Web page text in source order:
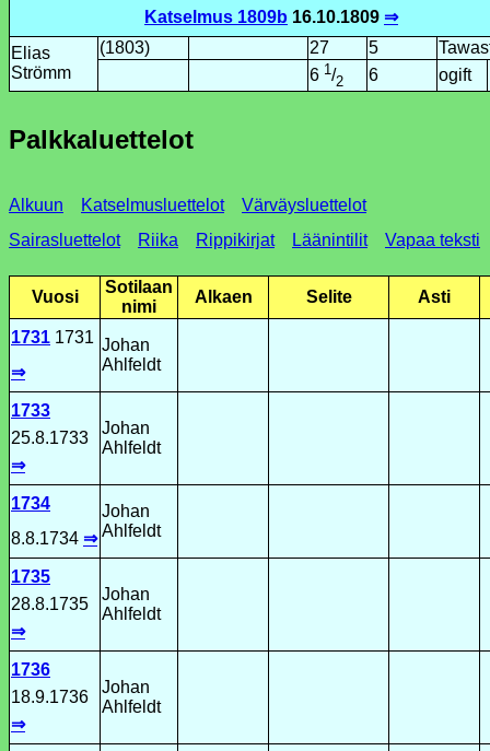
Katselmus 1809b 16.10.1809 ⇒
Elias
Strömm
(1803) 27 5
6 1 /2 6 ogift
Palkkaluettelot
Alkuun Katselmusluettelot
Värväysluettelot
Sairasluettelot
Riika Rippikirjat Läänintilit Vapaa teksti
Vuosi
Sotilaan
nimi
Alkaen Selite Asti
1731 1731
⇒
Johan
Ahlfeldt
1733
25.8.1733
⇒
Johan
Ahlfeldt
1734
8.8.1734 ⇒
Johan
Ahlfeldt
1735
28.8.1735
⇒
Johan
Ahlfeldt
1736
18.9.1736
⇒
Johan
Ahlfeldt